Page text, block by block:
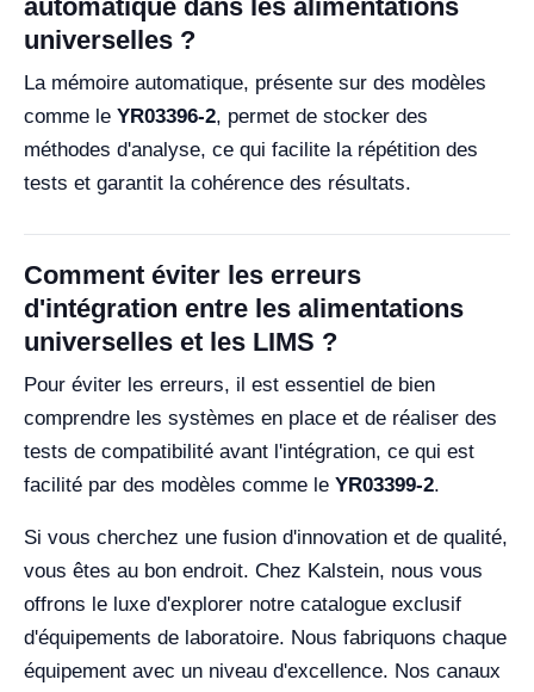
automatique dans les alimentations
universelles ?
La mémoire automatique, présente sur des modèles
comme le YR03396-2, permet de stocker des
méthodes d'analyse, ce qui facilite la répétition des
tests et garantit la cohérence des résultats.
Comment éviter les erreurs
d'intégration entre les alimentations
universelles et les LIMS ?
Pour éviter les erreurs, il est essentiel de bien
comprendre les systèmes en place et de réaliser des
tests de compatibilité avant l'intégration, ce qui est
facilité par des modèles comme le YR03399-2.
Si vous cherchez une fusion d'innovation et de qualité,
vous êtes au bon endroit. Chez Kalstein, nous vous
offrons le luxe d'explorer notre catalogue exclusif
d'équipements de laboratoire. Nous fabriquons chaque
équipement avec un niveau d'excellence. Nos canaux